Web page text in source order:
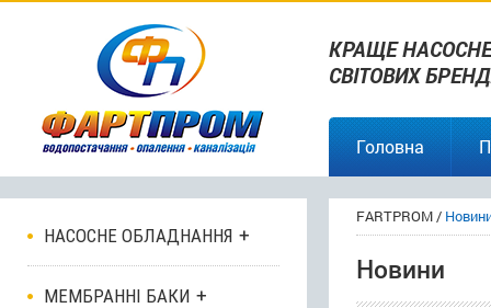
КРАЩЕ
СВІТОВИХ
Головна
НАСОСНЕ ОБЛАДНАННЯ
МЕМБРАННІ БАКИ
FARTPROM/
Новини